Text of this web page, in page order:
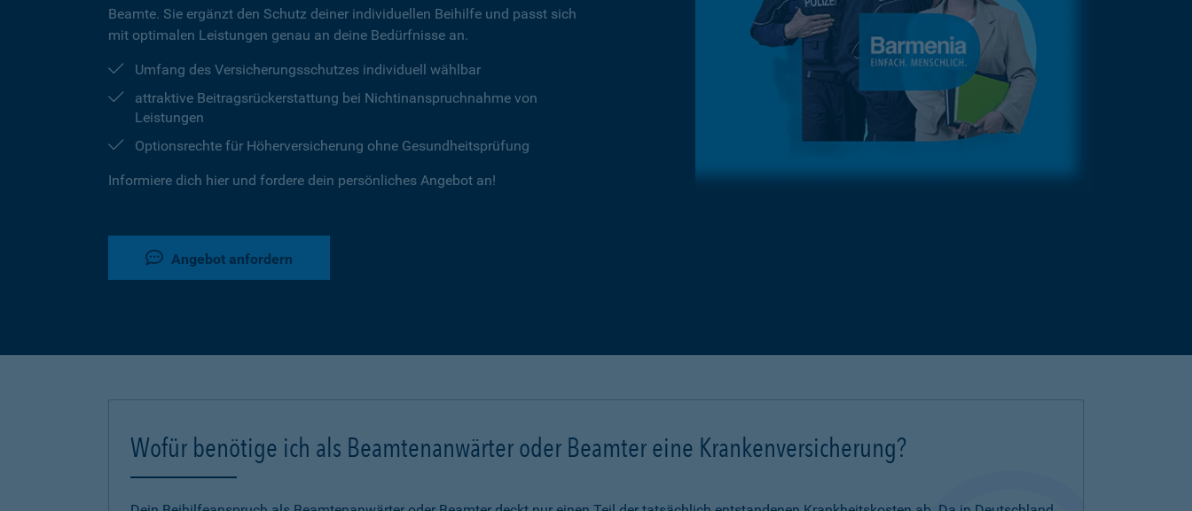
Beamte. Sie ergänzt den Schutz deiner individuellen Beihilfe und passt sich
mit optimalen Leistungen genau an deine Bedürfnisse an.
Umfang des Versicherungsschutzes individuell wählbar
attraktive Beitragsrückerstattung bei Nichtinanspruchnahme von
Leistungen
Optionsrechte für Höherversicherung ohne Gesundheitsprüfung
Informiere dich hier und fordere dein persönliches Angebot an!
Angebot anfordern
Wofür benötige ich als Beamtenanwärter oder Beamter eine Krankenversicherung?